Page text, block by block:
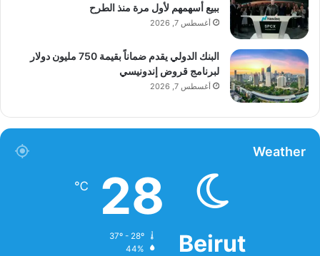
ببيع أسهمهم لأول مرة منذ الطرح
أغسطس 7, 2026
البنك الدولي يقدم ضماناً بقيمة 750 مليون دولار
لبرنامج قروض إندونيسي
أغسطس 7, 2026
Weather
Beirut
28
℃
44%